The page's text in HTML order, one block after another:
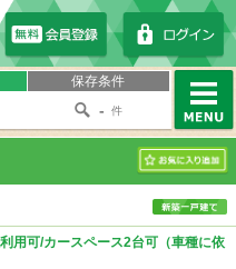
保存条件
- 件
MENU
お気に入り
用可/カースペース2台可（車種に依